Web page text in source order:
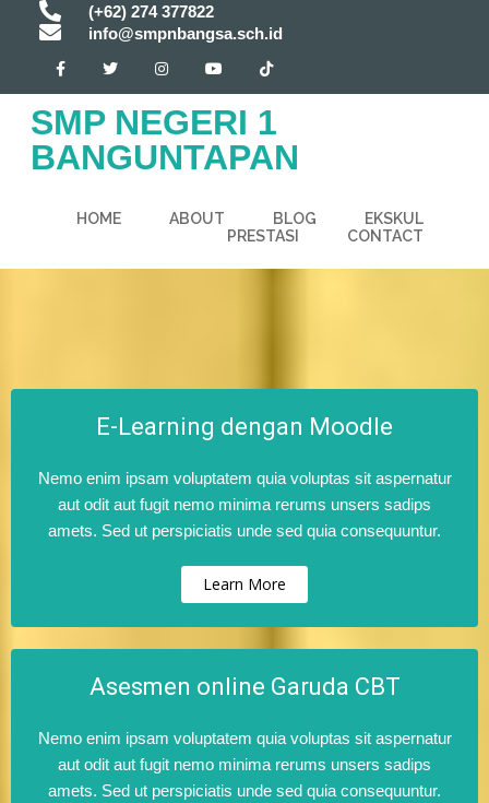
(+62) 274 377822
info@smpnbangsa.sch.id
SMP NEGERI 1
BANGUNTAPAN
HOME ABOUT BLOG
EKSKUL
PRESTASI
CONTACT
E-Learning dengan Moodle
Nemo enim ipsam voluptatem quia voluptas sit aspernatur
aut odit aut fugit nemo minima rerums unsers sadips
amets. Sed ut perspiciatis unde sed quia consequuntur.
Learn More
Asesmen online Garuda CBT
Nemo enim ipsam voluptatem quia voluptas sit aspernatur
aut odit aut fugit nemo minima rerums unsers sadips
amets. Sed ut perspiciatis unde sed quia consequuntur.